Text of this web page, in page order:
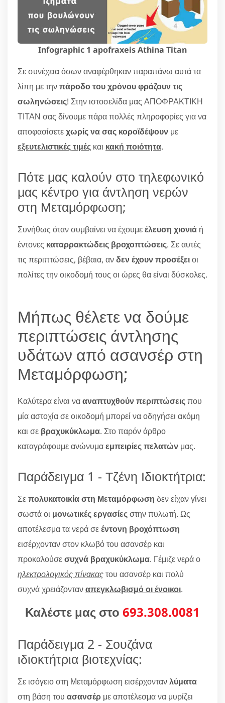
Infographic 1 apofraxeis Athina Titan
Σε συνέχεια όσων αναφέρθηκαν παραπάνω αυτά τα
λίπη με τηνπάροδο του χρόνου φράζουν τις
σωληνώσεις! Στην ιστοσελίδα μας ΑΠΟΦΡΑΚΤΙΚΗ
ΤΙΤΑΝ σας δίνουμε πάρα πολλές πληροφορίες για να
αποφασίσετεχωρίς να σας κοροϊδέψουν με
εξευτελιστικές τιμές και κακή ποιότητα.
Πότε μας καλούν στο τηλεφωνικό
μας κέντρο για άντληση νερών
στη Μεταμόρφωση;
Συνήθως όταν συμβαίνει να έχουμεέλευση χιονιά ή
έντονες καταρρακτώδεις βροχοπτώσεις. Σε αυτές
τις περιπτώσεις, βέβαια, ανδεν έχουν προσέξειοι
πολίτες την οικοδομή τους οι ώρες θα είναι δύσκολες.
Μήπως θέλετε να δούμε
περιπτώσεις άντλησης
υδάτων από ασανσέρ στη
Μεταμόρφωση;
Καλύτερα είναι νααναπτυχθούν περιπτώσειςπου
μία αστοχία σε οικοδομή μπορεί να οδηγήσει ακόμη
και σε βραχυκύκλωμα. Στο παρόν άρθρο
καταγράφουμε ανώνυμαεμπειρίες πελατών μας.
Παράδειγμα 1 - Τζένη Ιδιοκτήτρια:
Σεπολυκατοικία στη Μεταμόρφωση δεν είχαν γίνει
σωστά οι μονωτικές εργασίεςστην πυλωτή. Ως
αποτέλεσμα τα νερά σεέντονη βροχόπτωση
εισέρχονταν στον κλωβό του ασανσέρ και
προκαλούσεσυχνά βραχυκύκλωμα. Γέμιζε νερά ο
ηλεκτρολογικός πίνακαςτου ασανσέρ και πολύ
συχνά χρειάζονταναπεγκλωβισμό οι ένοικοι.
Καλέστε μας στο 693.308.0081
Παράδειγμα 2 - Σουζάνα
ιδιοκτήτρια βιοτεχνίας:
Σε ισόγειο στη Μεταμόρφωση εισέρχοντανλύματα
στη βάση του ασανσέρ με αποτέλεσμα να μυρίζει